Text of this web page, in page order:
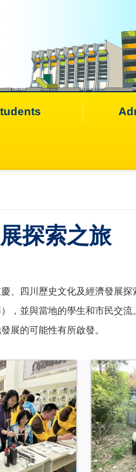
探索之旅
、四川歷史文化及經濟發展
，並與當地的學生和市民交
展的可能性有所啟發。